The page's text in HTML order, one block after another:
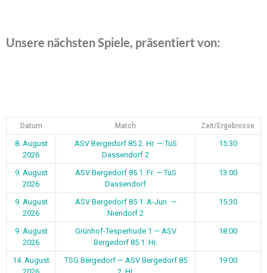
Unsere nächsten Spiele, präsentiert von:
Datum Match Zeit/Ergebnisse
8. August
2026
ASV Bergedorf 85 2. Hr. — TuS
Dassendorf 2
15:30
9. August
2026
ASV Bergedorf 85 1. Fr. — TuS
Dassendorf
13:00
9. August
2026
ASV Bergedorf 85 1. A-Jun. —
Niendorf 2
15:30
9. August
2026
Grünhof-Tesperhude 1 — ASV
Bergedorf 85 1. Hr.
18:00
14. August
TSG Bergedorf — ASV Bergedorf 85
19:00